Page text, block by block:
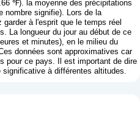
℉). la moyenne des précipitations
nombre signifie). Lors de la
à l'esprit que le temps réel
La longueur du jour au début de ce
et minutes), en le milieu du
données sont approximatives car
pour ce pays. Il est important de dire
à différentes altitudes.